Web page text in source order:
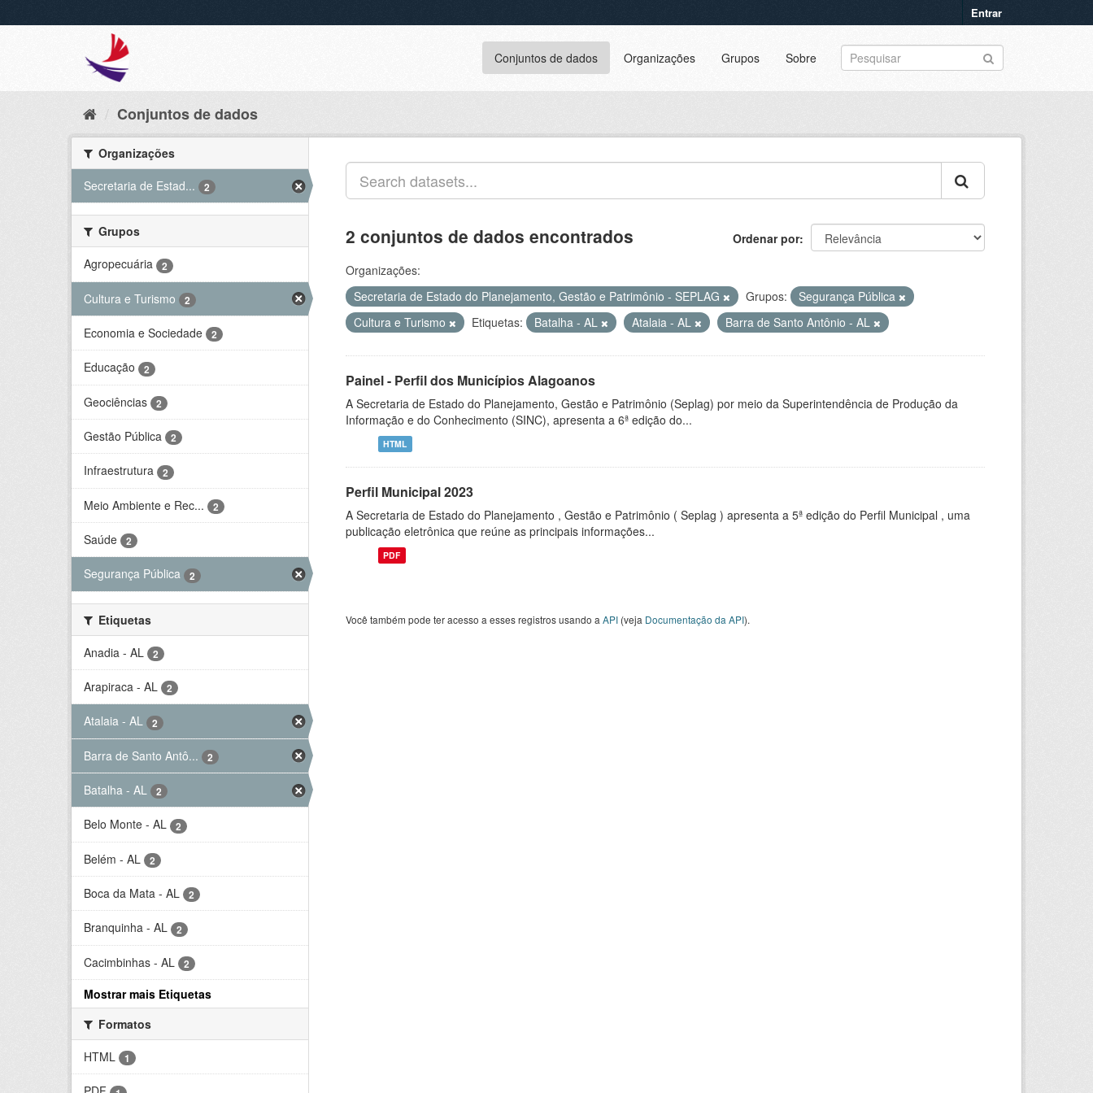
Entrar
Conjuntos de dados Organizações Grupos Sobre
Conjuntos de dados
Organizações
Secretaria de Estad...
2
Grupos
Agropecuária
2
Cultura e Turismo 2
Economia e Sociedade 2
Educação 2
Geociências 2
Gestão Pública 2
Infraestrutura 2
Meio Ambiente e Rec... 2
Saúde 2
Segurança Pública 2
Etiquetas
Anadia - AL
2
Arapiraca - AL 2
Atalaia - AL 2
Barra de Santo Antô... 2
Batalha - AL 2
Belo Monte - AL 2
Belém - AL 2
Boca da Mata - AL 2
Branquinha - AL 2
Cacimbinhas - AL 2
Mostrar mais Etiquetas
Formatos
HTML
1
Ordenar por
2 conjuntos de dados encontrados
Organizações:
Secretaria de Estado do Planejamento, Gestão e Patrimônio - SEPLAG
Grupos:
Segurança Pública
Cultura e Turismo
Etiquetas: Batalha - AL Atalaia - AL Barra de Santo Antônio - AL
Painel - Perfil dos Municípios Alagoanos
A Secretaria de Estado do Planejamento, Gestão e Patrimônio (Seplag) por meio da Superintendência de Produção da
Informação e do Conhecimento (SINC), apresenta a 6ª edição do...
HTML
Perfil Municipal 2023
A Secretaria de Estado do Planejamento , Gestão e Patrimônio ( Seplag ) apresenta a 5ª edição do Perfil Municipal , uma
publicação eletrônica que reúne as principais informações...
PDF
Você também pode ter acesso a esses registros usando a API (veja Documentação da API).